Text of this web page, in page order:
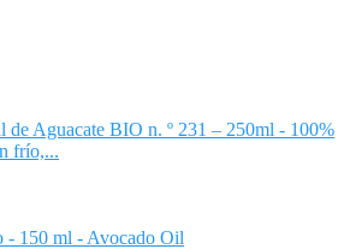
de Aguacate BIO n. º 231 – 250ml - 100%
frío,...
- 150 ml - Avocado Oil